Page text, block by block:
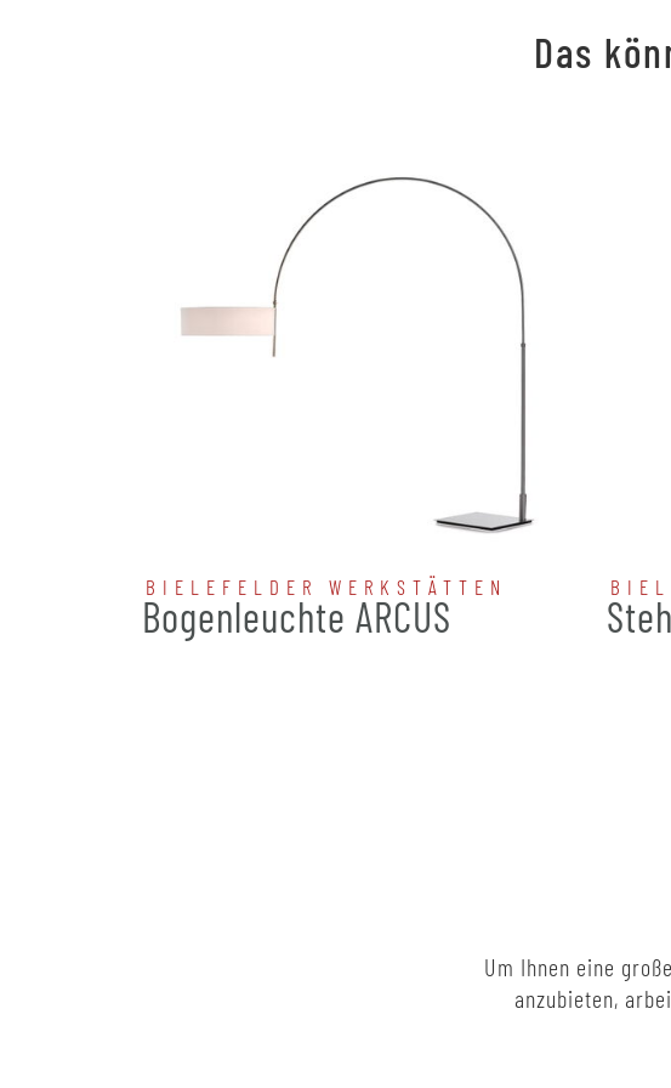
Das
BIELEFELDER WERKSTÄTTEN
Bogenleuchte ARCUS
Um Ihnen eine
anzubieten,